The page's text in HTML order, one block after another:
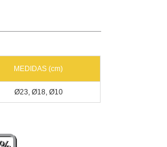
MEDIDAS (cm)
Ø23, Ø18, Ø10